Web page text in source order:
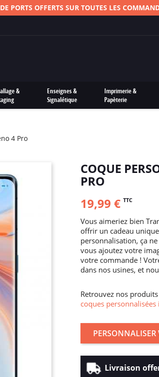
PORTS OFFERTS SUR TOUTES LES
&
Enseignes &
Signalétique
Imprimerie &
Papèterie
4 Pro
COQUE
PRO
19,99 € TTC
Vous aimeriez bien
offrir un cadeau
personnalisation, ça
vous ajoutez votre
votre commande !
dans nos usines, et
Retrouvez nos produits
coques personnalisées
Livraison